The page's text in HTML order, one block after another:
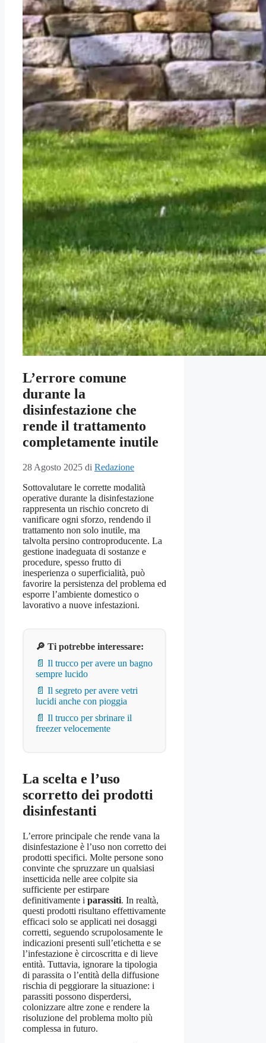
L’errore comune
durante la
disinfestazione che
rende il trattamento
completamente inutile
28 Agosto 2025 di Redazione
Sottovalutare le corrette modalità
operative durante la disinfestazione
rappresenta un rischio concreto di
vanificare ogni sforzo, rendendo il
trattamento non solo inutile, ma
talvolta persino controproducente. La
gestione inadeguata di sostanze e
procedure, spesso frutto di
inesperienza o superficialità, può
favorire la persistenza del problema ed
esporre l’ambiente domestico o
lavorativo a nuove infestazioni.
🔎 Ti potrebbe interessare:
📄 Il trucco per avere un bagno
sempre lucido
📄 Il segreto per avere vetri
lucidi anche con pioggia
📄 Il trucco per sbrinare il
freezer velocemente
La scelta e l’uso
scorretto dei prodotti
disinfestanti
L’errore principale che rende vana la
disinfestazione è l’uso non corretto dei
prodotti specifici. Molte persone sono
convinte che spruzzare un qualsiasi
insetticida nelle aree colpite sia
sufficiente per estirpare
definitivamente i parassiti. In realtà,
questi prodotti risultano effettivamente
efficaci solo se applicati nei dosaggi
corretti, seguendo scrupolosamente le
indicazioni presenti sull’etichetta e se
l’infestazione è circoscritta e di lieve
entità. Tuttavia, ignorare la tipologia
di parassita o l’entità della diffusione
rischia di peggiorare la situazione: i
parassiti possono disperdersi,
colonizzare altre zone e rendere la
risoluzione del problema molto più
complessa in futuro.